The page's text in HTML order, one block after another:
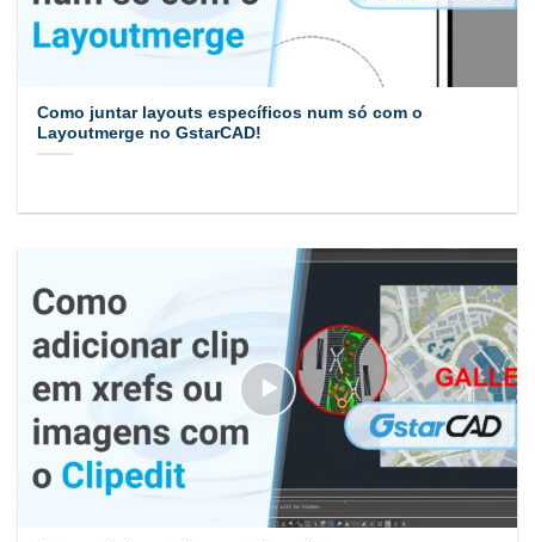
Como juntar layouts específicos num só com o
Layoutmerge no GstarCAD!